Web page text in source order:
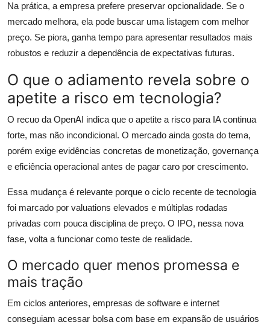
Na prática, a empresa prefere preservar opcionalidade. Se o
mercado melhora, ela pode buscar uma listagem com melhor
preço. Se piora, ganha tempo para apresentar resultados mais
robustos e reduzir a dependência de expectativas futuras.
O que o adiamento revela sobre o
apetite a risco em tecnologia?
O recuo da OpenAI indica que o apetite a risco para IA continua
forte, mas não incondicional. O mercado ainda gosta do tema,
porém exige evidências concretas de monetização, governança
e eficiência operacional antes de pagar caro por crescimento.
Essa mudança é relevante porque o ciclo recente de tecnologia
foi marcado por valuations elevados e múltiplas rodadas
privadas com pouca disciplina de preço. O IPO, nessa nova
fase, volta a funcionar como teste de realidade.
O mercado quer menos promessa e
mais tração
Em ciclos anteriores, empresas de software e internet
conseguiam acessar bolsa com base em expansão de usuários